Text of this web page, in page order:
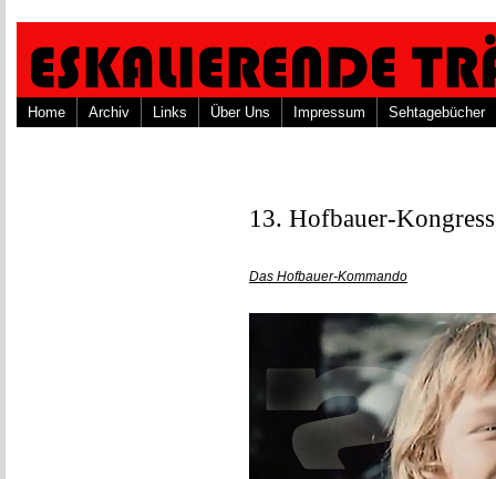
Home Archiv Links Über Uns Impressum Sehtagebücher
13. Hofbauer-
Das Hofbauer-Kommando